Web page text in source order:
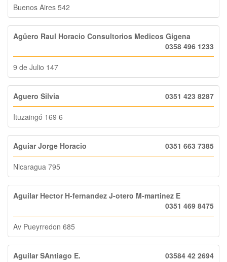
Buenos Aires 542
Agüero Raul Horacio Consultorios Medicos Gigena
0358 496 1233
9 de Julio 147
Aguero Silvia 0351 423 8287
Ituzaingó 169 6
Aguiar Jorge Horacio 0351 663 7385
Nicaragua 795
Aguilar Hector H-fernandez J-otero M-martinez E
0351 469 8475
Av Pueyrredon 685
Aguilar SAntiago E. 03584 42 2694